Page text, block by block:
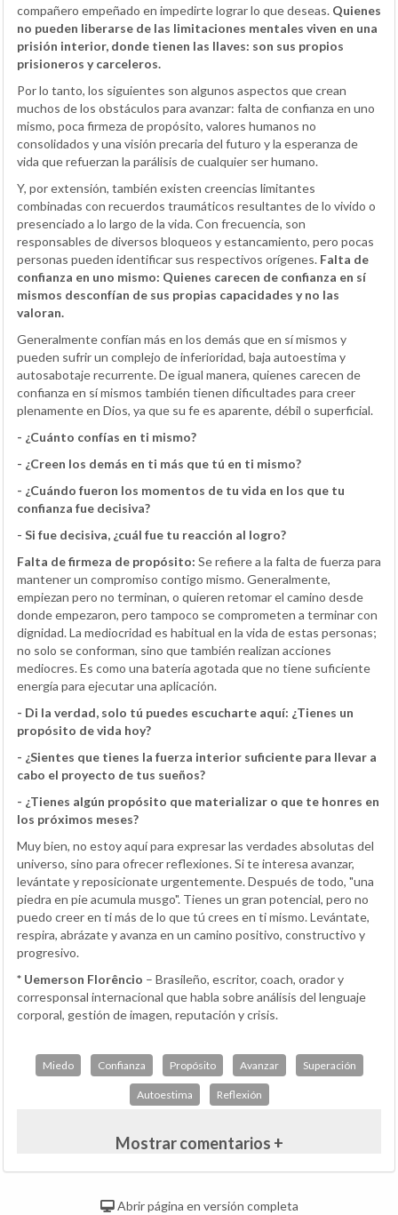
compañero empeñado en impedirte lograr lo que deseas. Quienes
no pueden liberarse de las limitaciones mentales viven en una
prisión interior, donde tienen las llaves: son sus propios
prisioneros y carceleros.
Por lo tanto, los siguientes son algunos aspectos que crean
muchos de los obstáculos para avanzar: falta de confianza en uno
mismo, poca firmeza de propósito, valores humanos no
consolidados y una visión precaria del futuro y la esperanza de
vida que refuerzan la parálisis de cualquier ser humano.
Y, por extensión, también existen creencias limitantes
combinadas con recuerdos traumáticos resultantes de lo vivido o
presenciado a lo largo de la vida. Con frecuencia, son
responsables de diversos bloqueos y estancamiento, pero pocas
personas pueden identificar sus respectivos orígenes. Falta de
confianza en uno mismo: Quienes carecen de confianza en sí
mismos desconfían de sus propias capacidades y no las
valoran.
Generalmente confían más en los demás que en sí mismos y
pueden sufrir un complejo de inferioridad, baja autoestima y
autosabotaje recurrente. De igual manera, quienes carecen de
confianza en sí mismos también tienen dificultades para creer
plenamente en Dios, ya que su fe es aparente, débil o superficial.
- ¿Cuánto confías en ti mismo?
- ¿Creen los demás en ti más que tú en ti mismo?
- ¿Cuándo fueron los momentos de tu vida en los que tu
confianza fue decisiva?
- Si fue decisiva, ¿cuál fue tu reacción al logro?
Falta de firmeza de propósito: Se refiere a la falta de fuerza para
mantener un compromiso contigo mismo. Generalmente,
empiezan pero no terminan, o quieren retomar el camino desde
donde empezaron, pero tampoco se comprometen a terminar con
dignidad. La mediocridad es habitual en la vida de estas personas;
no solo se conforman, sino que también realizan acciones
mediocres. Es como una batería agotada que no tiene suficiente
energía para ejecutar una aplicación.
- Di la verdad, solo tú puedes escucharte aquí: ¿Tienes un
propósito de vida hoy?
- ¿Sientes que tienes la fuerza interior suficiente para llevar a
cabo el proyecto de tus sueños?
- ¿Tienes algún propósito que materializar o que te honres en
los próximos meses?
Muy bien, no estoy aquí para expresar las verdades absolutas del
universo, sino para ofrecer reflexiones. Si te interesa avanzar,
levántate y reposicionate urgentemente. Después de todo, "una
piedra en pie acumula musgo". Tienes un gran potencial, pero no
puedo creer en ti más de lo que tú crees en ti mismo. Levántate,
respira, abrázate y avanza en un camino positivo, constructivo y
progresivo.
* Uemerson Florêncio – Brasileño, escritor, coach, orador y
corresponsal internacional que habla sobre análisis del lenguaje
corporal, gestión de imagen, reputación y crisis.
Miedo Confianza Propósito Avanzar Superación
Autoestima Reflexión
Mostrar comentarios +
Abrir página en versión completa